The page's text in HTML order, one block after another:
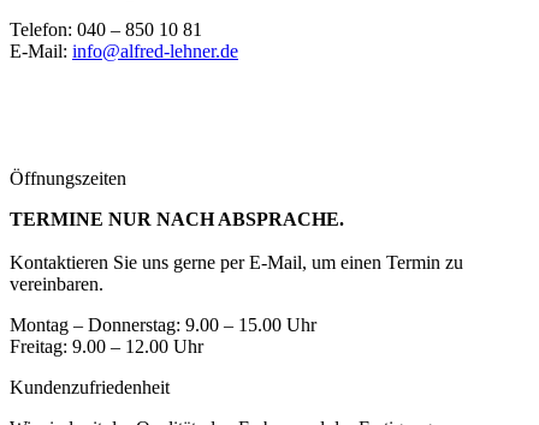
Telefon: 040 – 850 10 81
E-Mail: info@alfred-lehner.de
Öffnungszeiten
TERMINE NUR NACH ABSPRACHE.
Kontaktieren Sie uns gerne per E-Mail, um einen Termin zu
vereinbaren.
Montag – Donnerstag: 9.00 – 15.00 Uhr
Freitag: 9.00 – 12.00 Uhr
Kundenzufriedenheit